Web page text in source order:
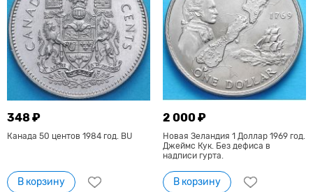
348 ₽
Канада 50 центов 1984 год. BU
В корзину
2 000 ₽
Новая Зеландия 1 Доллар 1969 год.
Джеймс Кук. Без дефиса в
надписи гурта.
В корзину